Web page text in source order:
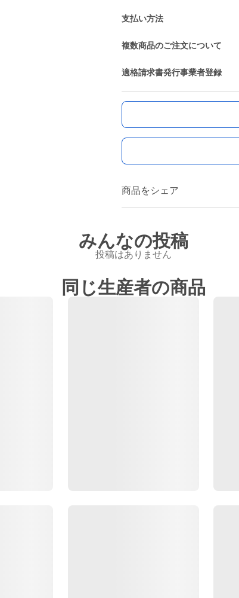
支払い方法
複数商品のご注文について
適格請求書発行事業者登録
商品をシェア
みんなの投稿
投稿はありません
同じ生産者の商品